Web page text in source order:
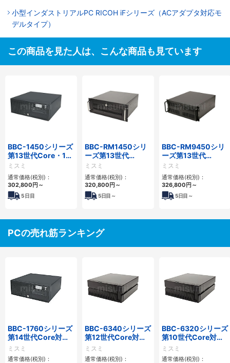
小型インダストリアルPC RICOH iFシリーズ（ACアダプタ対応モ
デルタイプ）
この商品を見た人は、こんな商品も見ています
BBC-1450シリーズ
第13世代Core・12
世代Celeron対応小
型フロアマウント
4PCIe
ミスミ
通常価格(税別)：
302,800円～
5日目
BBC-RM1450シリ
ーズ第13世代
Core・12世代
Celeron対応ラック
マウント4PCIe
ミスミ
通常価格(税別)：
320,800円～
5日目～
BBC-RM9450シリ
ーズ第13世代
Core・12世代
Celeron対応ラック
マウント4PCIe
ミスミ
通常価格(税別)：
326,800円～
5日目～
PCの売れ筋ランキング
BBC-1760シリーズ
第14世代Core対応
小型フロアマウント
3PCIe
ミスミ
通常価格(税別)：
BBC-6340シリーズ
第12世代Core対応
小型フロアマウント
PC2PCI/2PCIe
ミスミ
通常価格(税別)：
BBC-6320シリーズ
第10世代Core対応
小型フロアマウント
FAPC 2PCI・2PCIe
ミスミ
通常価格(税別)：